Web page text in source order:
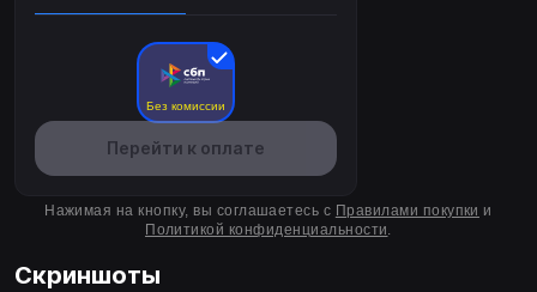
Без комиссии
Перейти к оплате
Нажимая на кнопку, вы соглашаетесь с Правилами покупки и
Политикой конфиденциальности.
Скриншоты